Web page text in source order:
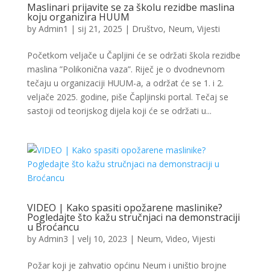
Maslinari prijavite se za školu rezidbe maslina
koju organizira HUUM
by Admin1 | sij 21, 2025 | Društvo, Neum, Vijesti
Početkom veljače u Čapljini će se održati škola rezidbe
maslina ”Polikonična vaza”. Riječ je o dvodnevnom
tečaju u organizaciji HUUM-a, a održat će se 1. i 2.
veljače 2025. godine, piše Čapljinski portal. Tečaj se
sastoji od teorijskog dijela koji će se održati u...
VIDEO | Kako spasiti opožarene maslinike?
Pogledajte što kažu stručnjaci na demonstraciji
u Broćancu
by Admin3 | velj 10, 2023 | Neum, Video, Vijesti
Požar koji je zahvatio općinu Neum i uništio brojne